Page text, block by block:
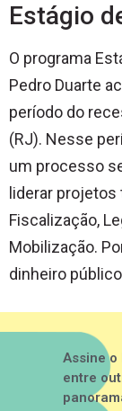
Estágio
O programa
Pedro Duarte
período do
(RJ). Nesse
um processo
liderar
Fiscalização,
Mobilização.
dinheiro
Assine o
entre